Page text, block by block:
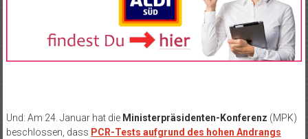
Und: Am 24. Januar hat die Ministerpräsidenten-Konferenz (MPK)
beschlossen, dass PCR-Tests aufgrund des hohen Andrangs